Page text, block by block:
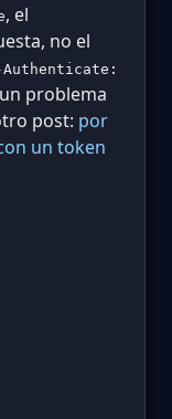
, el
no el
Authenticate:
problema
post: por
un token